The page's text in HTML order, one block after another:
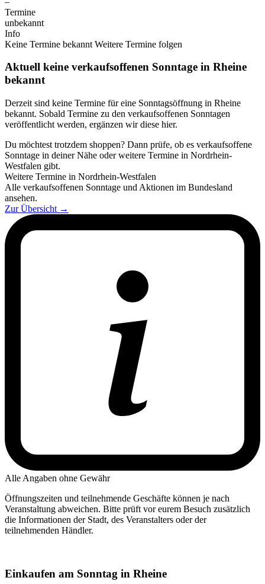
Termine
unbekannt
Info
Keine Termine bekannt Weitere Termine folgen
Aktuell keine verkaufsoffenen Sonntage in Rheine
bekannt
Derzeit sind keine Termine für eine Sonntagsöffnung in Rheine
bekannt. Sobald Termine zu den verkaufsoffenen Sonntagen
veröffentlicht werden, ergänzen wir diese hier.
Du möchtest trotzdem shoppen? Dann prüfe, ob es verkaufsoffene
Sonntage in deiner Nähe oder weitere Termine in Nordrhein-
Westfalen gibt.
Weitere Termine in Nordrhein-Westfalen
Alle verkaufsoffenen Sonntage und Aktionen im Bundesland
ansehen.
Zur Übersicht →
Alle Angaben ohne Gewähr
Öffnungszeiten und teilnehmende Geschäfte können je nach
Veranstaltung abweichen. Bitte prüft vor eurem Besuch zusätzlich
die Informationen der Stadt, des Veranstalters oder der
teilnehmenden Händler.
Einkaufen am Sonntag in Rheine